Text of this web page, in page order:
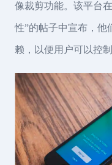
像裁剪功能。该平台
性”的帖子中宣布，他
赖，以便用户可以控